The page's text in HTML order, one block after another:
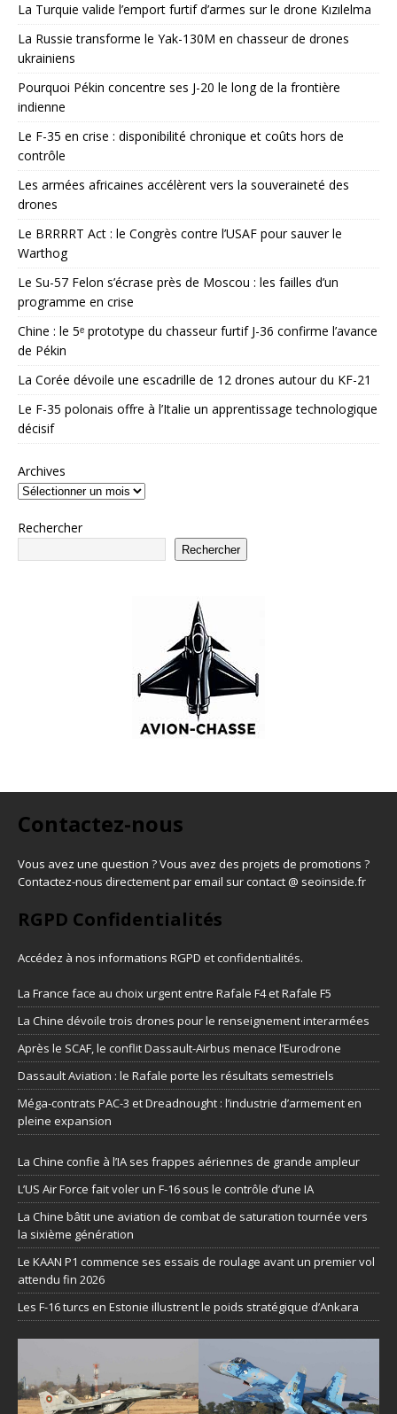
La Turquie valide l’emport furtif d’armes sur le drone Kızılelma
La Russie transforme le Yak-130M en chasseur de drones
ukrainiens
Pourquoi Pékin concentre ses J-20 le long de la frontière
indienne
Le F-35 en crise : disponibilité chronique et coûts hors de
contrôle
Les armées africaines accélèrent vers la souveraineté des
drones
Le BRRRRT Act : le Congrès contre l’USAF pour sauver le
Warthog
Le Su-57 Felon s’écrase près de Moscou : les failles d’un
programme en crise
Chine : le 5ᵉ prototype du chasseur furtif J-36 confirme l’avance
de Pékin
La Corée dévoile une escadrille de 12 drones autour du KF-21
Le F-35 polonais offre à l’Italie un apprentissage technologique
décisif
Archives
Rechercher
Rechercher
Contactez-nous
Vous avez une question ? Vous avez des projets de promotions ?
Contactez-nous directement par email sur contact @ seoinside.fr
RGPD Confidentialités
Accédez à nos informations RGPD et confidentialités.
La France face au choix urgent entre Rafale F4 et Rafale F5
La Chine dévoile trois drones pour le renseignement interarmées
Après le SCAF, le conflit Dassault-Airbus menace l’Eurodrone
Dassault Aviation : le Rafale porte les résultats semestriels
Méga-contrats PAC-3 et Dreadnought : l’industrie d’armement en
pleine expansion
La Chine confie à l’IA ses frappes aériennes de grande ampleur
L’US Air Force fait voler un F-16 sous le contrôle d’une IA
La Chine bâtit une aviation de combat de saturation tournée vers
la sixième génération
Le KAAN P1 commence ses essais de roulage avant un premier vol
attendu fin 2026
Les F-16 turcs en Estonie illustrent le poids stratégique d’Ankara